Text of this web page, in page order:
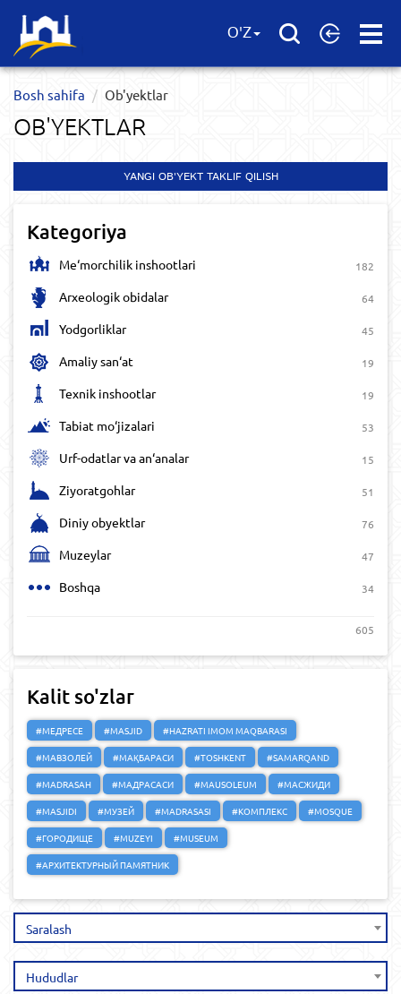
Open
O'Z
Bosh sahifa Ob'yektlar​
OB'YEKTLAR​
YANGI OB'YEKT TAKLIF QILISH
Kategoriya
Me‘morchilik inshootlari 182
Arxeologik obidalar 64
Yodgorliklar 45
Amaliy san‘at 19
Texnik inshootlar 19
Tabiat mo‘jizalari 53
Urf-odatlar va an‘analar 15
Ziyoratgohlar 51
Diniy obyektlar 76
Muzeylar 47
Boshqa 34
605
Kalit so'zlar
#МЕДРЕСЕ #MASJID
#HAZRATI IMOM MAQBARASI
#МАВЗОЛЕЙ
#МАҚБАРАСИ #TOSHKENT
#SAMARQAND
#MADRASAH
#МАДРАСАСИ #MAUSOLEUM
#МАСЖИДИ
#MASJIDI
#МУЗЕЙ #MADRASASI #КОМПЛЕКС
#MOSQUE
#ГОРОДИЩЕ
#MUZEYI
#MUSEUM
#АРХИТЕКТУРНЫЙ ПАМЯТНИК
Saralash
Hududlar